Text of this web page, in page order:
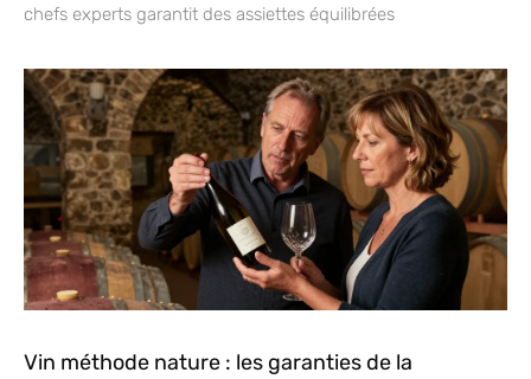
chefs experts garantit des assiettes équilibrées
Vin méthode nature : les garanties de la